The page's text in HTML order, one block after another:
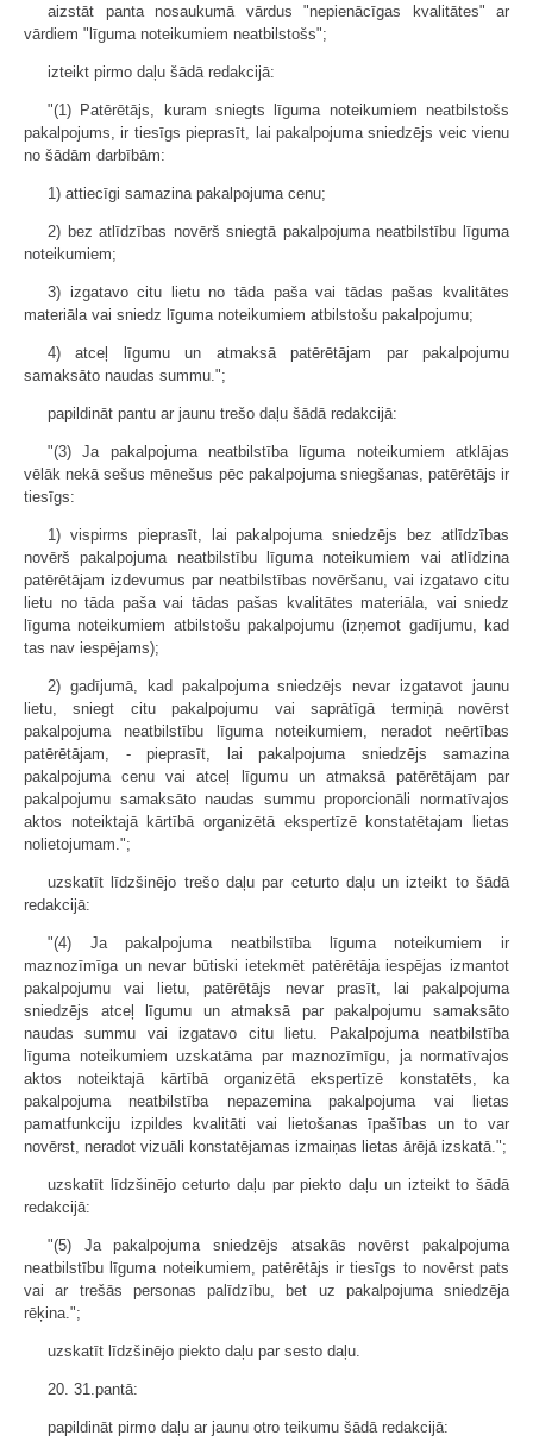
aizstāt panta nosaukumā vārdus "nepienācīgas kvalitātes" ar
vārdiem "līguma noteikumiem neatbilstošs";
izteikt pirmo daļu šādā redakcijā:
"(1) Patērētājs, kuram sniegts līguma noteikumiem neatbilstošs
pakalpojums, ir tiesīgs pieprasīt, lai pakalpojuma sniedzējs veic vienu
no šādām darbībām:
1) attiecīgi samazina pakalpojuma cenu;
2) bez atlīdzības novērš sniegtā pakalpojuma neatbilstību līguma
noteikumiem;
3) izgatavo citu lietu no tāda paša vai tādas pašas kvalitātes
materiāla vai sniedz līguma noteikumiem atbilstošu pakalpojumu;
4) atceļ līgumu un atmaksā patērētājam par pakalpojumu
samaksāto naudas summu.";
papildināt pantu ar jaunu trešo daļu šādā redakcijā:
"(3) Ja pakalpojuma neatbilstība līguma noteikumiem atklājas
vēlāk nekā sešus mēnešus pēc pakalpojuma sniegšanas, patērētājs ir
tiesīgs:
1) vispirms pieprasīt, lai pakalpojuma sniedzējs bez atlīdzības
novērš pakalpojuma neatbilstību līguma noteikumiem vai atlīdzina
patērētājam izdevumus par neatbilstības novēršanu, vai izgatavo citu
lietu no tāda paša vai tādas pašas kvalitātes materiāla, vai sniedz
līguma noteikumiem atbilstošu pakalpojumu (izņemot gadījumu, kad
tas nav iespējams);
2) gadījumā, kad pakalpojuma sniedzējs nevar izgatavot jaunu
lietu, sniegt citu pakalpojumu vai saprātīgā termiņā novērst
pakalpojuma neatbilstību līguma noteikumiem, neradot neērtības
patērētājam, - pieprasīt, lai pakalpojuma sniedzējs samazina
pakalpojuma cenu vai atceļ līgumu un atmaksā patērētājam par
pakalpojumu samaksāto naudas summu proporcionāli normatīvajos
aktos noteiktajā kārtībā organizētā ekspertīzē konstatētajam lietas
nolietojumam.";
uzskatīt līdzšinējo trešo daļu par ceturto daļu un izteikt to šādā
redakcijā:
"(4) Ja pakalpojuma neatbilstība līguma noteikumiem ir
maznozīmīga un nevar būtiski ietekmēt patērētāja iespējas izmantot
pakalpojumu vai lietu, patērētājs nevar prasīt, lai pakalpojuma
sniedzējs atceļ līgumu un atmaksā par pakalpojumu samaksāto
naudas summu vai izgatavo citu lietu. Pakalpojuma neatbilstība
līguma noteikumiem uzskatāma par maznozīmīgu, ja normatīvajos
aktos noteiktajā kārtībā organizētā ekspertīzē konstatēts, ka
pakalpojuma neatbilstība nepazemina pakalpojuma vai lietas
pamatfunkciju izpildes kvalitāti vai lietošanas īpašības un to var
novērst, neradot vizuāli konstatējamas izmaiņas lietas ārējā izskatā.";
uzskatīt līdzšinējo ceturto daļu par piekto daļu un izteikt to šādā
redakcijā:
"(5) Ja pakalpojuma sniedzējs atsakās novērst pakalpojuma
neatbilstību līguma noteikumiem, patērētājs ir tiesīgs to novērst pats
vai ar trešās personas palīdzību, bet uz pakalpojuma sniedzēja
rēķina.";
uzskatīt līdzšinējo piekto daļu par sesto daļu.
20. 31.pantā:
papildināt pirmo daļu ar jaunu otro teikumu šādā redakcijā: